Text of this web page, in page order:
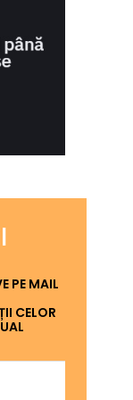
PE MAIL
CELOR